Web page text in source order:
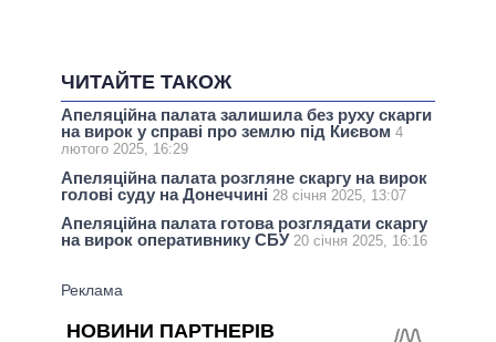
ЧИТАЙТЕ ТАКОЖ
Апеляційна палата залишила без руху скарги
на вирок у справі про землю під Києвом 4
лютого 2025, 16:29
Апеляційна палата розгляне скаргу на вирок
голові суду на Донеччині 28 січня 2025, 13:07
Апеляційна палата готова розглядати скаргу
на вирок оперативнику СБУ 20 січня 2025, 16:16